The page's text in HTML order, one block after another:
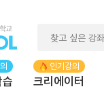
크리에이터